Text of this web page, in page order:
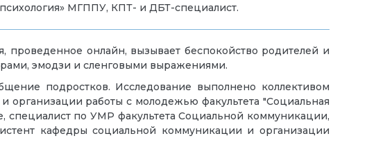
психология» МГППУ, КПТ- и ДБТ-специалист.
проведенное онлайн, вызывает беспокойство родителей и
эмодзи и сленговыми выражениями.
подростков. Исследование выполнено коллективом
работы с молодежью факультета "Социальная
специалист по УМР факультета Социальной коммуникации,
кафедры социальной коммуникации и организации